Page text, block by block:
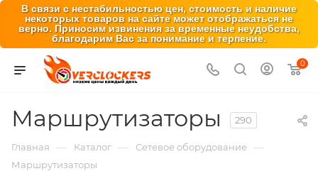
В связи с нестабильностью цен, стоимость и наличие
некоторых товаров на сайте может отображаться не
верно. Приносим извинения за временные неудобства,
благодарим Вас за понимание и терпение.
0
Маршрутизаторы 290
Главная — Каталог — Сетевое оборудование —
Маршрутизаторы